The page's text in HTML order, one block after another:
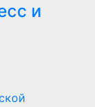
и